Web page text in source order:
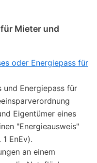
Mieter und
oder Energiepass für
und Energiepass für
Eigentümer eines
"Energieausweis"
EnEv).
an einem